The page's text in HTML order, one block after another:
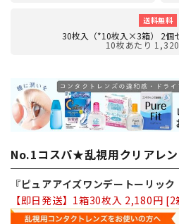
送料無料
30枚入（*10枚入×3箱） 2個
10枚あたり
No.1コスパ★乱視用クリアレ
『ピュアアイズワンデートーリック
【即日発送】1箱30枚入 2,180円